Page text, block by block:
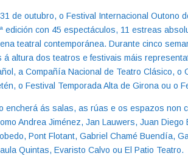
de outubro, o Festival Internacional Outono
edición con 45 espectáculos, 11 estreas
teatral contemporánea. Durante cinco
á altura dos teatros e festivais máis
a Compañía Nacional de Teatro Clásico, o
o Festival Temporada Alta de Girona ou o
encherá ás salas, as rúas e os espazos non
Andrea Jiménez, Jan Lauwers, Juan
Pont Flotant, Gabriel Chamé Buendía,
Quintas, Evaristo Calvo ou El Patio Teatro.